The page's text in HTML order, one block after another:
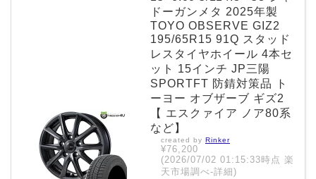
ドーガンメタ 2025年製
TOYO OBSERVE GIZ2
195/65R15 91Q スタッド
レスタイヤホイール 4本セ
ット 15インチ JP三陽
SPORTFT 防錆対策品 ト
ーヨー オブザーブ ギズ2
【 エスクァイア ノア80系
など】
created by Rinker
¥76,200
(2026/07/02 01:15:33時点 楽
天市場調べ-詳細)